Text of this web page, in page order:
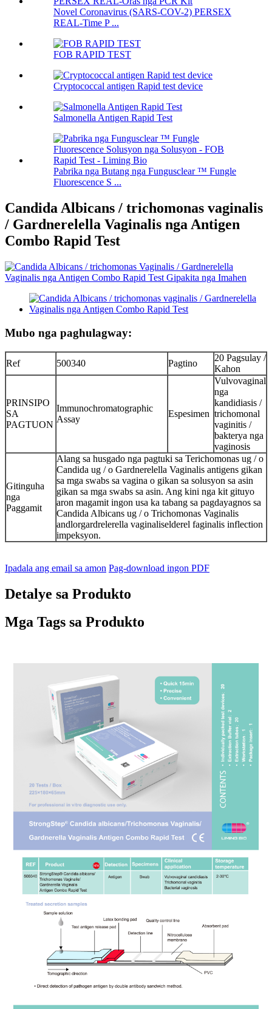
Novel Coronavirus (SARS-COV-2) PERSEX
REAL-Time P ...
FOB RAPID TEST
Cryptococcal antigen Rapid test device
Salmonella Antigen Rapid Test
Pabrika nga Butang nga Fungusclear ™ Fungle
Fluorescence S ...
Candida Albicans / trichomonas vaginalis
/ Gardnerelella Vaginalis nga Antigen
Combo Rapid Test
Mubo nga paghulagway:
Ref 500340 Pagtino
20 Pagsulay /
Kahon
PRINSIPO
SA
PAGTUON
Immunochromatographic
Assay
Espesimen
Vulvovaginal
nga
kandidiasis /
trichomonal
vaginitis /
bakterya nga
vaginosis
Gitinguha
nga
Paggamit
Alang sa husgado nga pagtuki sa Terichomonas ug / o
Candida ug / o Gardnerelella Vaginalis antigens gikan
sa mga swabs sa vagina o gikan sa solusyon sa asin
gikan sa mga swabs sa asin. Ang kini nga kit gituyo
aron magamit ingon usa ka tabang sa pagdayagnos sa
Candida Albicans ug / o Trichomonas Vaginalis
andlorgardrelerella vaginaliselderel faginalis inflection
impeksyon.
Ipadala ang email sa amon Pag-download ingon PDF
Detalye sa Produkto
Mga Tags sa Produkto